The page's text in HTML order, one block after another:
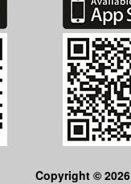
Copyright © 2026